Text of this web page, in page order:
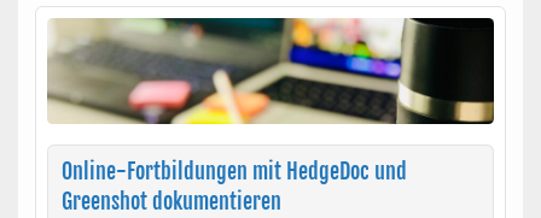
Online-Fortbildungen mit HedgeDoc und
Greenshot dokumentieren